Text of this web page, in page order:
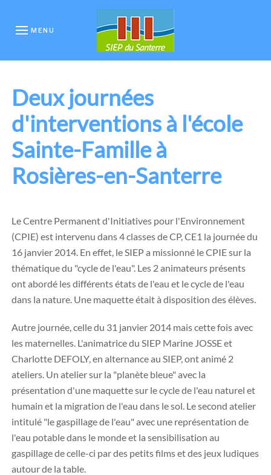
MENU
Deux journées
d'interventions à l'école
Sainte-Famille à
Rosières-en-Santerre
Le Centre Permanent d'Initiatives pour l'Environnement
(CPIE) est intervenu dans 4 classes de CP, CE1 la journée du
16 janvier 2014. En effet, le SIEP a missionné le CPIE sur la
thématique du "cycle de l'eau". Les 2 animateurs présents
ont abordé les différents états de l'eau et le cycle de l'eau
dans la nature. Une maquette était à disposition des élèves.
Autre journée, celle du 31 janvier 2014 mais cette fois avec
les maternelles. L'animatrice du SIEP Marine JOSSE et
Charlotte DEFOLY, en alternance au SIEP, ont animé 2
ateliers. Un atelier sur la "planète bleue" avec la
présentation d'une maquette sur le cycle de l'eau naturel et
humain et la migration de l'eau dans le sol. Le second atelier
intitulé "le gaspillage de l'eau" avec une représentation de
l'eau potable dans le monde et la sensibilisation au
gaspillage de celle-ci par des petits films et des jeux ludiques
autour de la table.